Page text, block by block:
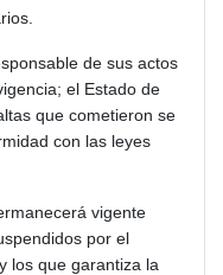
de sus actos
el Estado de
que cometieron se
con las leyes
vigente
por el
los que garantiza la